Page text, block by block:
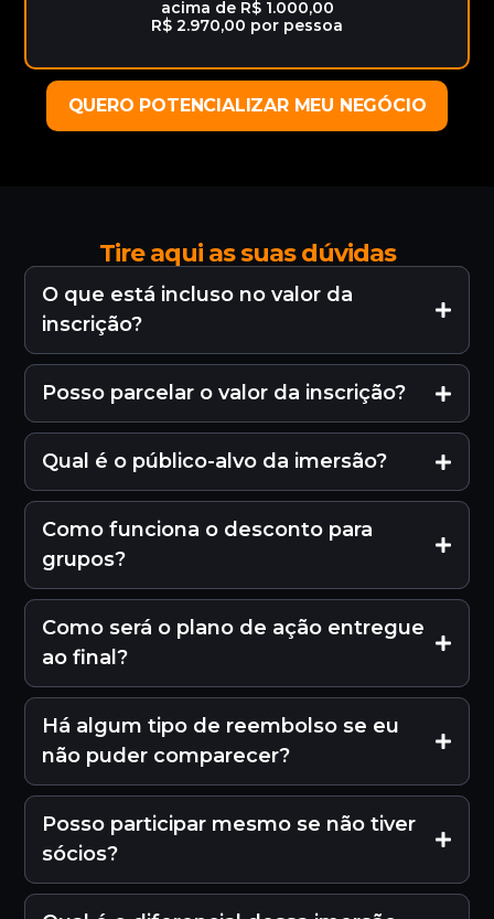
acima de R$ 1.000,00
R$ 2.970,00 por pessoa
QUERO POTENCIALIZAR MEU NEGÓCIO
Tire aqui as suas dúvidas
O que está incluso no valor da
inscrição?
Posso parcelar o valor da inscrição?
Qual é o público-alvo da imersão?
Como funciona o desconto para
grupos?
Como será o plano de ação entregue
ao final?
Há algum tipo de reembolso se eu
não puder comparecer?
Posso participar mesmo se não tiver
sócios?